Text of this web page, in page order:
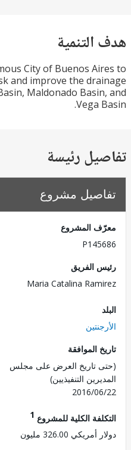
City of Buenos
risk and improve the
Basin, Maldonado
Vega
رئيسة
مشروع
المشروع
الفريق
Maria Catalina
City
29
الموافقة
تاريخ العرض على مجلس
التنفيذيين)
2016/
تاريخ
07
الكلية للمشروع1
326.00 مليون